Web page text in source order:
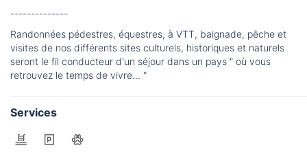
--------------
Randonnées pédestres, équestres, à VTT, baignade, pêche et
visites de nos différents sites culturels, historiques et naturels
seront le fil conducteur d'un séjour dans un pays " où vous
retrouvez le temps de vivre... "
Services